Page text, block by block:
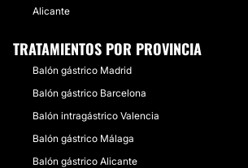
Alicante
TRATAMIENTOS POR PROVINCIA
Balón gástrico Madrid
Balón gástrico Barcelona
Balón intragástrico Valencia
Balón gástrico Málaga
Balón gástrico Alicante